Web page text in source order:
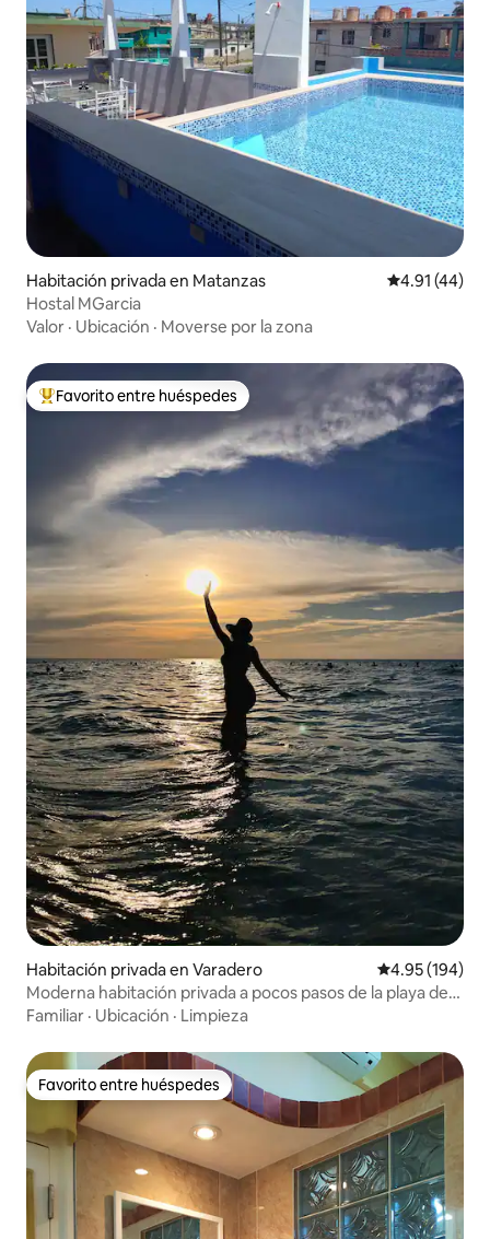
Habitación privada en Matanzas Calificación
4.91 (44)
Hostal MGarcia
Valor · Ubicación · Moverse por la zona
De los mejores en Favorito entre huéspedes
Favorito entre huéspedes
Habitación privada en Varadero Calificación
4.95 (194)
Moderna habitación privada a pocos pasos de la playa de
Varadero
Familiar · Ubicación · Limpieza
Favorito entre huéspedes
Favorito entre huéspedes